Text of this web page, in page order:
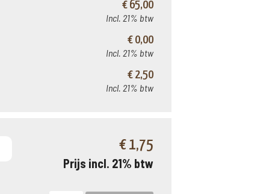
€ 65,00
Incl. 21% btw
€ 0,00
Incl. 21% btw
€ 2,50
Incl. 21% btw
€ 1,75
Prijs incl. 21% btw